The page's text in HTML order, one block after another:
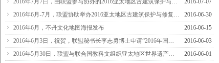
2016-07-07
2016年7月7日，由联盟参与协办的2016亚太地区古建筑保护与修复高级人才研修班开班
2016-06-30
ꁇ
2016年6月-7月，联盟协助举办2016亚太地区古建筑保护与修复技术高级人才研修班
2016-06-15
ꁇ
2016年6月，不丹文化地图海报发布
2016-06-03
ꁇ
2016年6月3日，祝贺，联盟秘书长李志勇博士申请“2016年国家社科基金年度项目”获得立项
2016-06-01
ꁇ
2016年5月30日，联盟与联合国教科文组织亚太地区世界遗产培训与研究中心（上海）、同济大学建筑与城市规划学院、华东师范大学艺术研究所联合主办讲座